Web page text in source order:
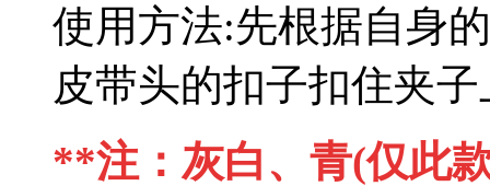
使用方法:先根据自身
皮带头的扣子扣住夹
**注：灰白、青(仅此